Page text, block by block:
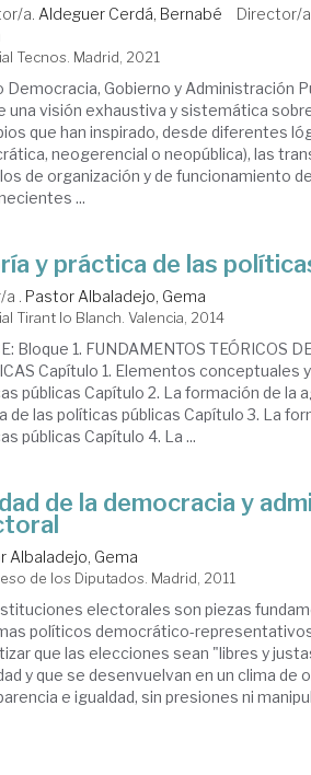
a. Aldeguer Cerdá, Bernabé Director/
Tecnos. Madrid, 2021
Democracia, Gobierno y Administración
una visión exhaustiva y sistemática
que han inspirado, desde diferentes
neogerencial o neopública), las
de organización y de funcionamiento
...
y práctica de las
a . Pastor Albaladejo, Gema
Tirant lo Blanch. Valencia, 2014
Bloque 1. FUNDAMENTOS TEÓRICOS
Capítulo 1. Elementos conceptuales
públicas Capítulo 2. La formación de la
de las políticas públicas Capítulo 3. La
públicas Capítulo 4. La ...
de la democracia y
Albaladejo, Gema
de los Diputados. Madrid, 2011
electorales son piezas
políticos democrático-
que las elecciones sean "libres y
y que se desenvuelvan en un clima de
e igualdad, sin presiones ni